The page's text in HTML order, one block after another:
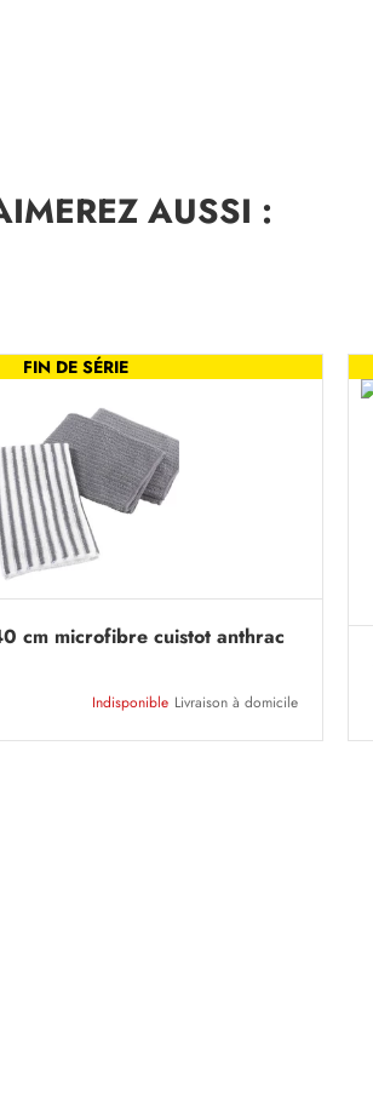
AUSSI :
FIN DE SÉRIE
cm microfibre cuistot anthrac
Indisponible Livraison à domicile